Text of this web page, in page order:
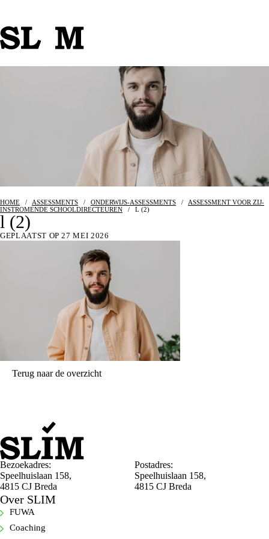
HOME / ASSESSMENTS / ONDERWIJS-ASSESSMENTS / ASSESSMENT VOOR ZIJ-
INSTROMENDE SCHOOLDIRECTEUREN / L (2)
l (2)
GEPLAATST OP 27 MEI 2026
Terug naar de overzicht
Bezoekadres:
Speelhuislaan 158,
4815 CJ Breda
Postadres:
Speelhuislaan 158,
4815 CJ Breda
Over SLIM
FUWA
Coaching